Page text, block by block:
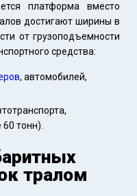
платформа вместо
достигают ширины в
от грузоподъемности
средства:
, автомобилей,
тонн).
тралом